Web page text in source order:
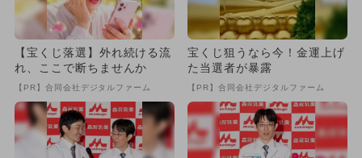
【宝くじ落選】外れ続ける流
れ、ここで断ちませんか
【PR】合同会社デジタルファーム
宝くじ狙うなら今！金運上げ
た当選者が暴露
【PR】合同会社デジタルファーム